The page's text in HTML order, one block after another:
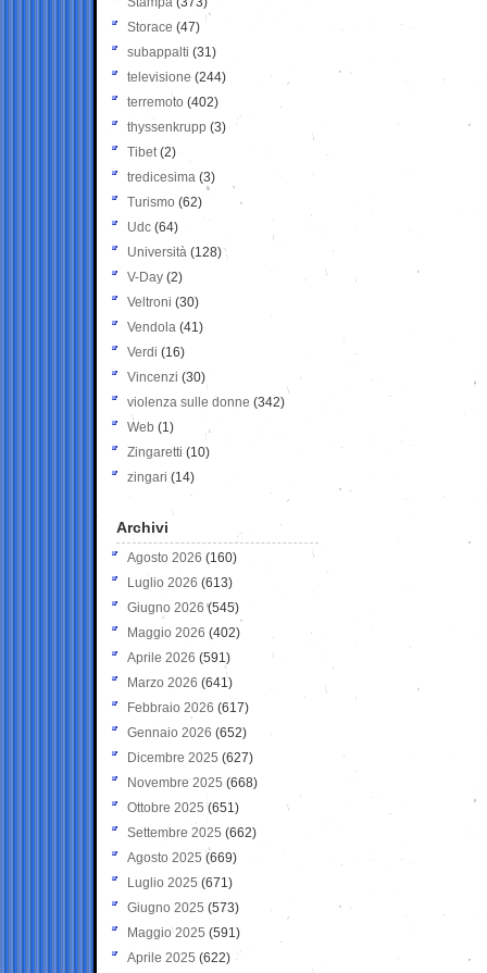
Storace (47)
subappalti (31)
televisione(244)
terremoto (402)
thyssenkrupp (3)
Tibet(2)
tredicesima (3)
Turismo (62)
Udc (64)
Università (128)
V-Day (2)
Veltroni (30)
Vendola (41)
Verdi (16)
Vincenzi (30)
violenza sulle donne (342)
Web (1)
Zingaretti (10)
zingari (14)
Archivi
Agosto 2026 (160)
Luglio 2026 (613)
Giugno 2026 (545)
Maggio 2026 (402)
Aprile 2026 (591)
Marzo 2026 (641)
Febbraio 2026 (617)
Gennaio 2026 (652)
Dicembre 2025 (627)
Novembre 2025 (668)
Ottobre 2025 (651)
Settembre 2025 (662)
Agosto 2025 (669)
Luglio 2025 (671)
Giugno 2025 (573)
Maggio 2025 (591)
Aprile 2025 (622)